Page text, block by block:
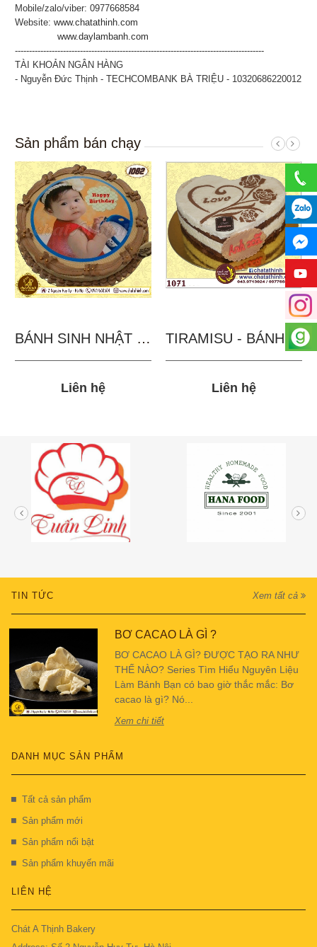
Mobile/zalo/viber: 0977668584
Website:www.chatathinh.com
www.daylambanh.com
----------------------------------------------------------------------------------------
TÀI KHOẢN NGÂN HÀNG
- Nguyễn Đức Thịnh - TECHCOMBANK BÀ TRIỆU - 10320686220012
Sản phẩm bán chạy
BÁNH SINH NHẬT IN...
Liên hệ
TIRAMISU - BÁNH TẶNG...
Liên hệ
TIN TỨC Xem tất cả
BƠ CACAO LÀ GÌ ?
BƠ CACAO LÀ GÌ? ĐƯỢC TẠO RA NHƯ
THẾ NÀO? Series Tìm Hiểu Nguyên Liệu
Làm Bánh Bạn có bao giờ thắc mắc: Bơ
cacao là gì? Nó...
Xem chi tiết
DANH MỤC SẢN PHẨM
Tất cả sản phẩm
Sản phẩm mới
Sản phẩm nổi bật
Sản phẩm khuyến mãi
LIÊN HỆ
Chát A Thịnh Bakery